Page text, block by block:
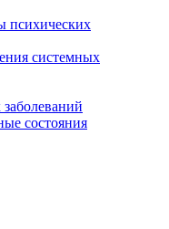
психических
системных
состояния